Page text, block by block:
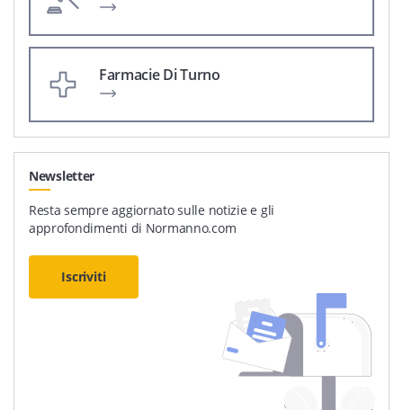
Farmacie Di Turno
Newsletter
Resta sempre aggiornato sulle notizie e gli
approfondimenti di Normanno.com
Iscriviti